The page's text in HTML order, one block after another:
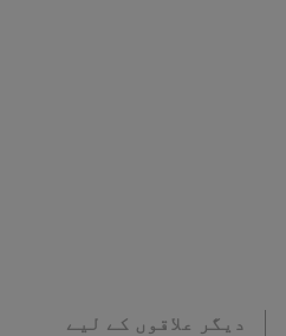
دیگر علاقوں کے لیے